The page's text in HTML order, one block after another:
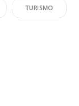
TURISMO